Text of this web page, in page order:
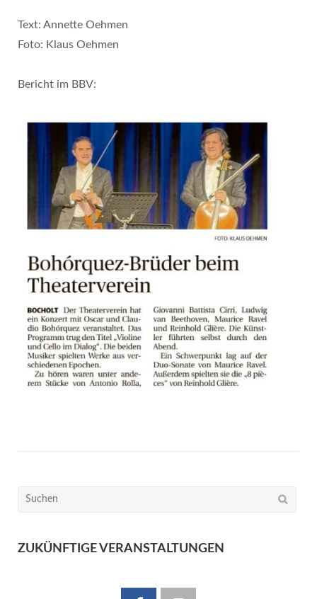
Text: Annette Oehmen
Foto: Klaus Oehmen
Bericht im BBV:
Suchen
ZUKÜNFTIGE VERANSTALTUNGEN